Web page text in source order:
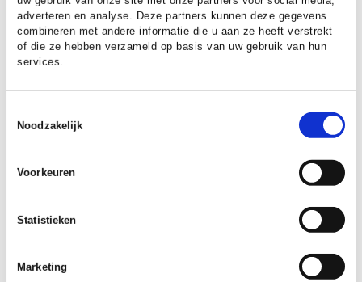
adverteren en analyse. Deze partners kunnen deze gegevens
combineren met andere informatie die u aan ze heeft verstrekt
of die ze hebben verzameld op basis van uw gebruik van hun
services.
Noodzakelijk
Voorkeuren
Statistieken
Marketing
Regiocongres 2026 Werk in
Na vijf jaar van plannen en